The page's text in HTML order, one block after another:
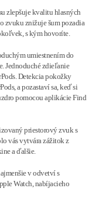
zlepšuje kvalitu hlasných
zvuku znižuje šum pozadia
s kým hovoríte.
umiestnením do
Jednoduché zdieľanie
Detekcia pokožky
a pozastaví sa, keď si
pomocou aplikácie Find
priestorový zvuk s
vás vytvára zážitok z
a ďalšie.
v odvetví s
Watch, nabíjacieho